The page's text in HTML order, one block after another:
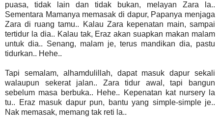
puasa, tidak lain dan tidak bukan, melayan Zara la..
Sementara Mamanya memasak di dapur, Papanya menjaga
Zara di ruang tamu.. Kalau Zara kepenatan main, sampai
tertidur la dia.. Kalau tak, Eraz akan suapkan makan malam
untuk dia.. Senang, malam je, terus mandikan dia, pastu
tidurkan.. Hehe..
Tapi semalam, alhamdulillah, dapat masuk dapur sekali
walaupun sekerat jalan.. Zara tidur awal, tapi bangun
sebelum masa berbuka.. Hehe.. Kepenatan kat nursery la
tu.. Eraz masuk dapur pun, bantu yang simple-simple je..
Nak memasak, memang tak reti la..